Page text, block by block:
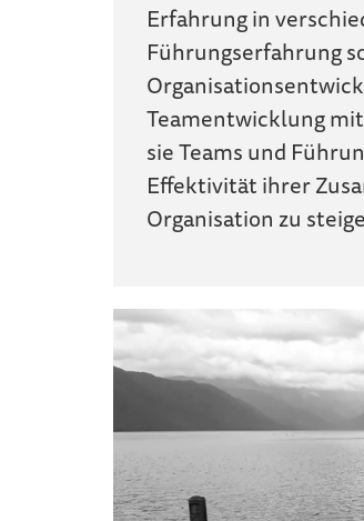
Erfahrung in
Führungserfahrung
Teamentwicklung
sie Teams und
Effektivität ihrer
Organisation zu